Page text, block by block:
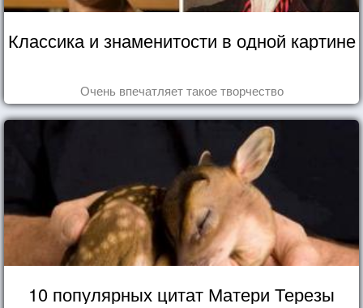
Классика и знаменитости в одной картине
Очень впечатляет такое творчество
10 популярных цитат Матери Терезы